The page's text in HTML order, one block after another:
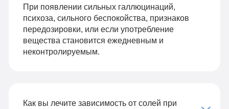
При появлении сильных галлюцинаций,
психоза, сильного беспокойства, признаков
передозировки, или если употребление
вещества становится ежедневным и
неконтролируемым.
Как вы лечите зависимость от солей при